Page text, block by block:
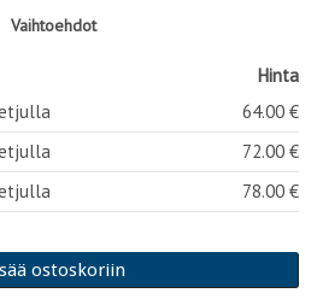
Vaihtoehdot
Hinta
64.00 €
72.00 €
78.00 €